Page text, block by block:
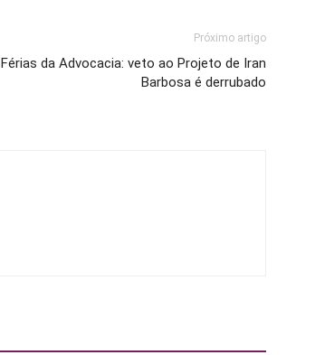
Próximo artigo
Férias da Advocacia: veto ao Projeto de Iran
Barbosa é derrubado